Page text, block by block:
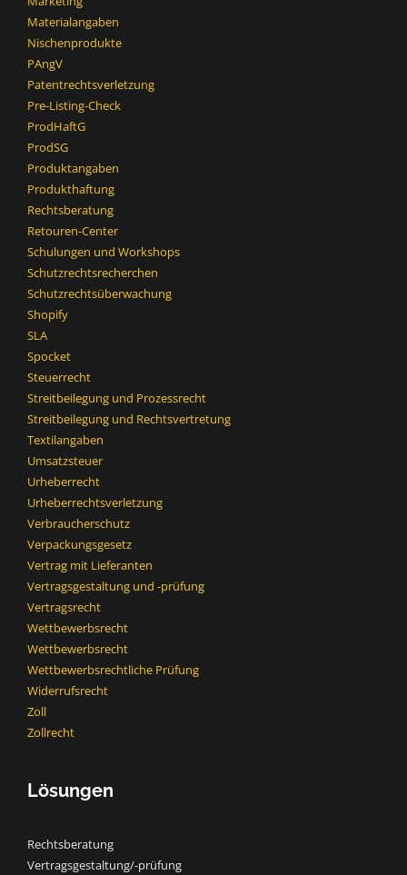
Materialangaben
Nischenprodukte
PAngV
Patentrechtsverletzung
Pre-Listing-Check
ProdHaftG
ProdSG
Produktangaben
Produkthaftung
Rechtsberatung
Retouren-Center
Schulungen und Workshops
Schutzrechtsrecherchen
Schutzrechtsüberwachung
Shopify
SLA
Spocket
Steuerrecht
Streitbeilegung und Prozessrecht​
Streitbeilegung und Rechtsvertretung
Textilangaben
Umsatzsteuer
Urheberrecht
Urheberrechtsverletzung
Verbraucherschutz
Verpackungsgesetz
Vertrag mit Lieferanten
Vertragsgestaltung und -prüfung
Vertragsrecht
Wettbewerbsrecht
Wettbewerbsrecht​
Wettbewerbsrechtliche Prüfung
Widerrufsrecht
Zoll
Zollrecht
Lösungen
Rechtsberatung
Vertragsgestaltung/-prüfung